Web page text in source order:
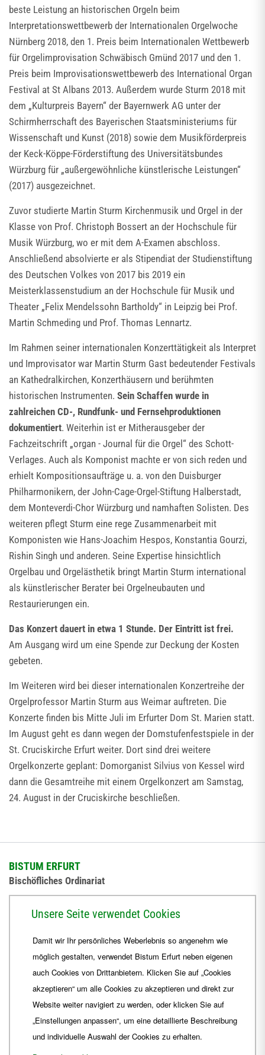
beste Leistung an historischen Orgeln beim
Interpretationswettbewerb der Internationalen Orgelwoche
Nürnberg 2018, den 1. Preis beim Internationalen Wettbewerb
für Orgelimprovisation Schwäbisch Gmünd 2017 und den 1.
Preis beim Improvisationswettbewerb des International Organ
Festival at St Albans 2013. Außerdem wurde Sturm 2018 mit
dem „Kulturpreis Bayern“ der Bayernwerk AG unter der
Schirmherrschaft des Bayerischen Staatsministeriums für
Wissenschaft und Kunst (2018) sowie dem Musikförderpreis
der Keck-Köppe-Förderstiftung des Universitätsbundes
Würzburg für „außergewöhnliche künstlerische Leistungen“
(2017) ausgezeichnet.
Zuvor studierte Martin Sturm Kirchenmusik und Orgel in der
Klasse von Prof. Christoph Bossert an der Hochschule für
Musik Würzburg, wo er mit dem A-Examen abschloss.
Anschließend absolvierte er als Stipendiat der Studienstiftung
des Deutschen Volkes von 2017 bis 2019 ein
Meisterklassenstudium an der Hochschule für Musik und
Theater „Felix Mendelssohn Bartholdy“ in Leipzig bei Prof.
Martin Schmeding und Prof. Thomas Lennartz.
Im Rahmen seiner internationalen Konzerttätigkeit als Interpret
und Improvisator war Martin Sturm Gast bedeutender Festivals
an Kathedralkirchen, Konzerthäusern und berühmten
historischen Instrumenten. Sein Schaffen wurde in
zahlreichen CD-, Rundfunk- und Fernsehproduktionen
dokumentiert. Weiterhin ist er Mitherausgeber der
Fachzeitschrift „organ - Journal für die Orgel“ des Schott-
Verlages. Auch als Komponist machte er von sich reden und
erhielt Kompositionsaufträge u. a. von den Duisburger
Philharmonikern, der John-Cage-Orgel-Stiftung Halberstadt,
dem Monteverdi-Chor Würzburg und namhaften Solisten. Des
weiteren pflegt Sturm eine rege Zusammenarbeit mit
Komponisten wie Hans-Joachim Hespos, Konstantia Gourzi,
Rishin Singh und anderen. Seine Expertise hinsichtlich
Orgelbau und Orgelästhetik bringt Martin Sturm international
als künstlerischer Berater bei Orgelneubauten und
Restaurierungen ein.
Das Konzert dauert in etwa 1 Stunde. Der Eintritt ist frei.
Am Ausgang wird um eine Spende zur Deckung der Kosten
gebeten.
Im Weiteren wird bei dieser internationalen Konzertreihe der
Orgelprofessor Martin Sturm aus Weimar auftreten. Die
Konzerte finden bis Mitte Juli im Erfurter Dom St. Marien statt.
Im August geht es dann wegen der Domstufenfestspiele in der
St. Cruciskirche Erfurt weiter. Dort sind drei weitere
Orgelkonzerte geplant: Domorganist Silvius von Kessel wird
dann die Gesamtreihe mit einem Orgelkonzert am Samstag,
24. August in der Cruciskirche beschließen.
BISTUM ERFURT
Bischöfliches Ordinariat
+49 361 6572-444
ordinariat Bistum-Erfurt.de
Unsere Seite verwendet Cookies
Damit wir Ihr persönliches Weberlebnis so angenehm wie
möglich gestalten, verwendet Bistum Erfurt neben eigenen
auch Cookies von Drittanbietern. Klicken Sie auf „Cookies
akzeptieren“ um alle Cookies zu akzeptieren und direkt zur
Website weiter navigiert zu werden, oder klicken Sie auf
„Einstellungen anpassen“, um eine detaillierte Beschreibung
und individuelle Auswahl der Cookies zu erhalten.